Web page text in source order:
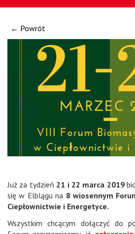
← Powrót
Już za tydzień 21 i 22 marca 2019
się w Elblągu na 8 wiosennym
Ciepłownictwie i Energetyce.
Wszystkim chcącym dołączyć do